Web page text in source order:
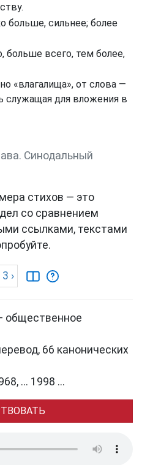
больше, сильнее; более
больше всего, тем более,
«влагалища», от слова —
служащая для вложения в
Синодальный
стихов — это
со сравнением
ссылками, текстами
›
общественное
66 канонических
... 1998 ...